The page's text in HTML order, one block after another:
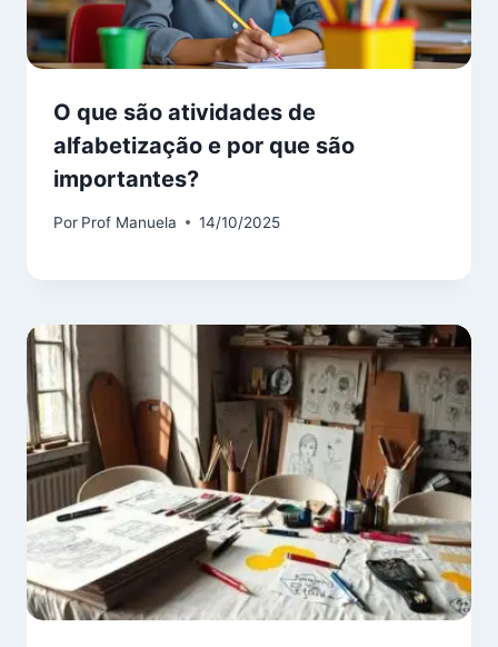
O que são atividades de
alfabetização e por que são
importantes?
Por Prof Manuela 14/10/2025